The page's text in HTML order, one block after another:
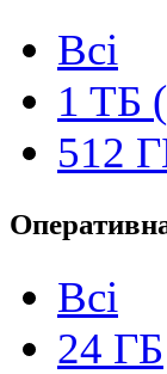
Всі
1 TБ
512
Всі
24 ГБ